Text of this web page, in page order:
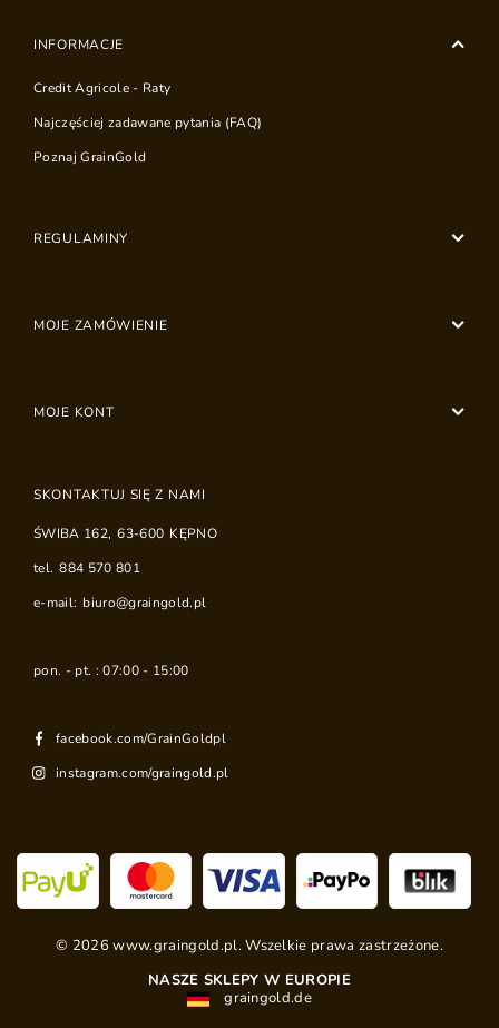
INFORMACJE
Credit Agricole - Raty
Najczęściej zadawane pytania (FAQ)
Poznaj GrainGold
REGULAMINY
MOJE ZAMÓWIENIE
MOJE KONT
SKONTAKTUJ SIĘ Z NAMI
ŚWIBA 162, 63-600 KĘPNO
tel. 884 570 801
e-mail: biuro@graingold.pl
pon. - pt. : 07:00 - 15:00
facebook.com/GrainGoldpl
instagram.com/graingold.pl
© 2026 www.graingold.pl. Wszelkie prawa zastrzeżone.
NASZE SKLEPY W EUROPIE
graingold.de